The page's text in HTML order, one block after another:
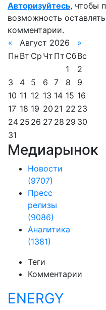
Авторизуйтесь, чтобы
возможность оставлять
комментарии.
«
Август 2026
»
Пн Вт Ср Чт Пт СбВс
1
2
3
4 5 6 7 8
9
10 11 12 13 14 15 16
17 18 19 20 21 22 23
24 25 26 27 28 29 30
31
Медиарынок
Новости
(9707)
Пресс
релизы
(9086)
Аналитика
(1381)
Теги
Комментарии
ENERGY